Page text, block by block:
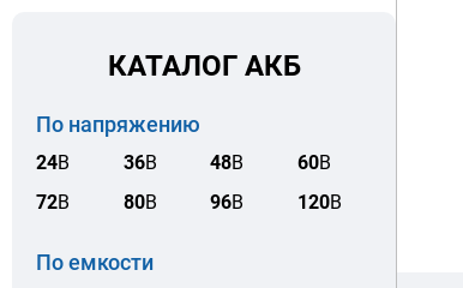
КАТАЛОГ АКБ
По напряжению
24В 36В 48В 60В
72В 80В 96В 120В
По емкости